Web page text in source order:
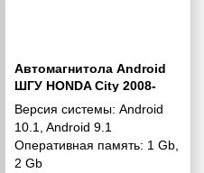
Автомагнитола Android
ШГУ HONDA City 2008-
2014; Ballade 2011-2014
(Auto Air-Conditioning) 7“
Версия системы: Android
10.1
,Android 9.1
Оперативная память: 1 Gb
2 Gb